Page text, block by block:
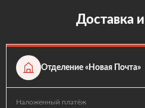
Доставка
Отделение «Новая Почта»
Наложенный платёж